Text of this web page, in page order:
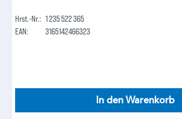
Hrst.-Nr.: 1 235 522 365
EAN:
3165142466323
In den Warenkorb